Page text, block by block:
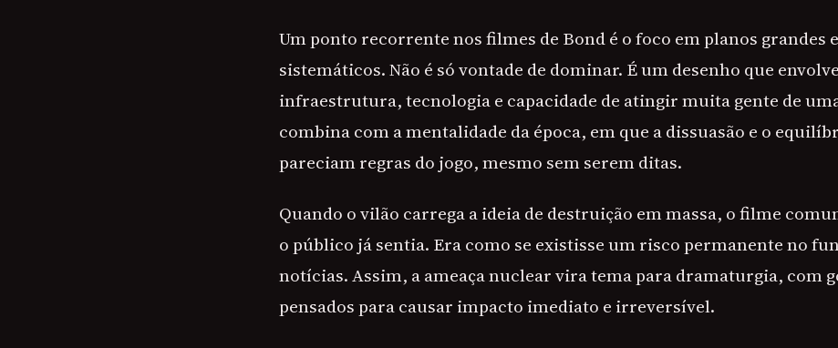
Um ponto recorrente nos filmes de Bond é o foco em planos grandes e
sistemáticos. Não é só vontade de dominar. É um desenho que envolve
infraestrutura, tecnologia e capacidade de atingir muita gente de
combina com a mentalidade da época, em que a dissuasão e o
pareciam regras do jogo, mesmo sem serem ditas.
Quando o vilão carrega a ideia de destruição em massa, o filme
o público já sentia. Era como se existisse um risco permanente no
notícias. Assim, a ameaça nuclear vira tema para dramaturgia, com
pensados para causar impacto imediato e irreversível.